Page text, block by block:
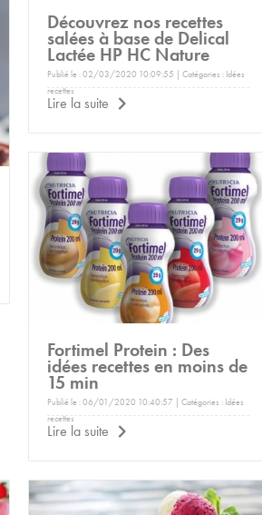
Découvrez nos recettes
salées à base de Delical
Lactée HP HC Nature
Publié le : 02/03/2020 10:09:55 | Catégories : Idées
recettes
Lire la suite
Fortimel Protein : Des
idées recettes en moins de
15 min
Publié le : 06/01/2020 10:40:57 | Catégories : Idées
recettes
Lire la suite